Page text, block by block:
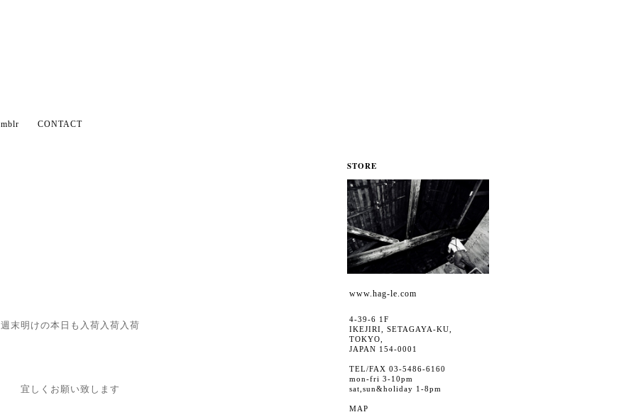
CONTACT
週末明けの本日も入荷入荷入荷
宜しくお願い致します
STORE
www.hag-le.com
4-39-6 1F
IKEJIRI, SETAGAYA-KU,
TOKYO,
JAPAN 154-0001
TEL/FAX 03-5486-6160
mon-fri 3-10pm
sat,sun&holiday 1-8pm
MAP